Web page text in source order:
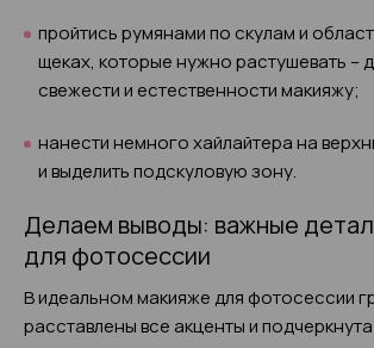
пройтись румянами по скулам и
щеках, которые нужно растушевать –
свежести и естественности макияжу;
нанести немного хайлайтера на
и выделить подскуловую зону.
Делаем выводы: важные
для фотосессии
В идеальном макияже для фотосессии
расставлены все акценты и подчеркнута